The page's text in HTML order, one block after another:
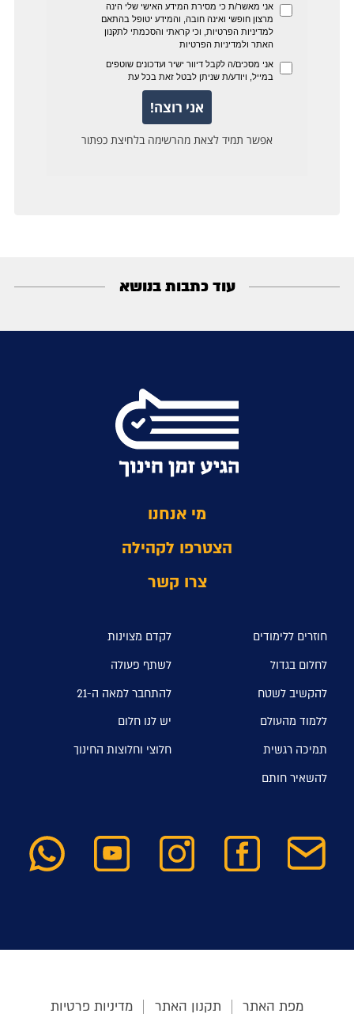
עוד כתבות בנושא
מי אנחנו
הצטרפו לקהילה
צרו קשר
חוזרים ללימודים
לקדם מצוינות
לחלום בגדול
לשתף פעולה
להקשיב לשטח
להתחבר למאה ה-21
ללמוד מהעולם
יש לנו חלום
תמיכה רגשית
חלוצי וחלוצות החינוך
להשאיר חותם
מפת האתר תקנון האתר מדיניות פרטיות